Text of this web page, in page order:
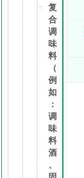
复
合
调
味
料
（
例
如
：
调
味
料
酒
、